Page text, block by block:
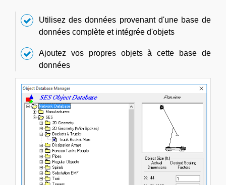
Utilisez des données provenant d'une base de
données complète et intégrée d'objets
Ajoutez vos propres objets à cette base de
données